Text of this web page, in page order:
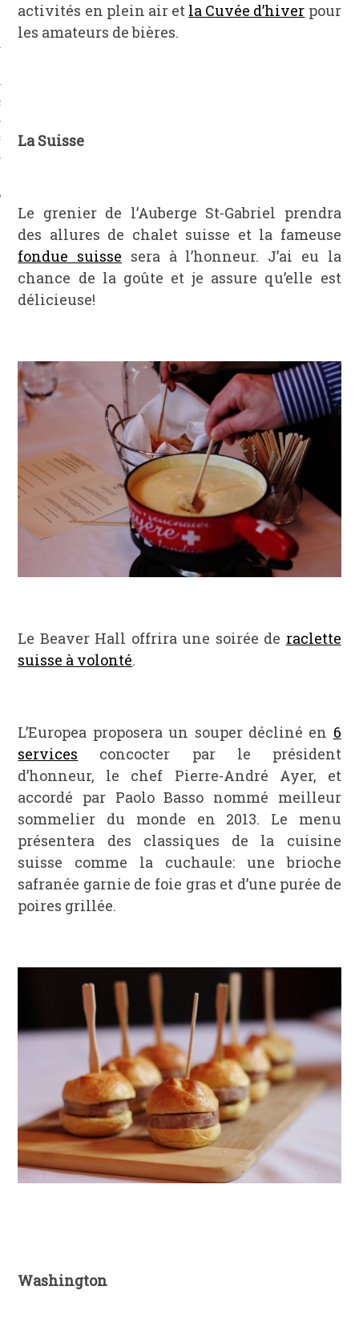
activités en plein air et la Cuvée d’hiver pour
les amateurs de bières.
La Suisse
Le grenier de l’Auberge St-Gabriel prendra
des allures de chalet suisse et la fameuse
fondue suisse sera à l’honneur. J’ai eu la
chance de la goûte et je assure qu’elle est
délicieuse!
Le Beaver Hall offrira une soirée de raclette
suisse à volonté.
L’Europea proposera un souper décliné en 6
services concocter par le président
d’honneur, le chef Pierre-André Ayer, et
accordé par Paolo Basso nommé meilleur
sommelier du monde en 2013. Le menu
présentera des classiques de la cuisine
suisse comme la cuchaule: une brioche
safranée garnie de foie gras et d’une purée de
poires grillée.
Washington